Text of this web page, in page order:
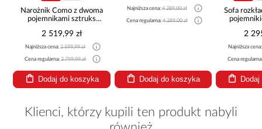
Narożnik Como z dwoma
pojemnikami sztruks
2 519,99 zł
Najniższa cena:2 599,99 zł
Cena regularna:2 799,99 zł
Dodaj do koszyka
Najniższa cena:4 289,00 zł
Cena regularna:4 289,00 zł
Dodaj do koszyka
Sofa
2
Najniższa
Cena
Klienci, którzy kupili ten produkt nabyli